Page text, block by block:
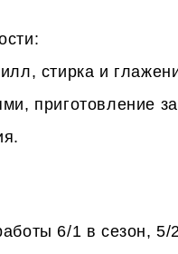
стирка и
приготовление
6/1 в сезон, 5/